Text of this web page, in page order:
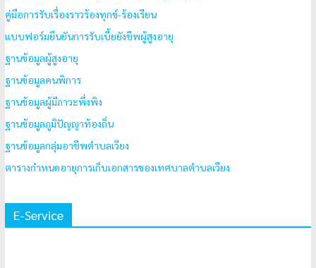
คู่มือการรับเรื่องราวร้องทุกข์-ร้องเรียน
แบบฟอร์มยืนยันการรับเบี้ยยังชีพผู้สูงอายุ
ฐานข้อมูลผู้สูงอายุ
ฐานข้อมูลคนพิการ
ฐานข้อมูลผู้มีภาวะพึ่งพิง
ฐานข้อมูลภูมิปัญญาท้องถิ่น
ฐานข้อมูลกลุ่มอาชีพตำบลเวียง
ตารางกำหนดอายุการเก็บเอกสารของเทศบาลตำบลเวียง
E-Service